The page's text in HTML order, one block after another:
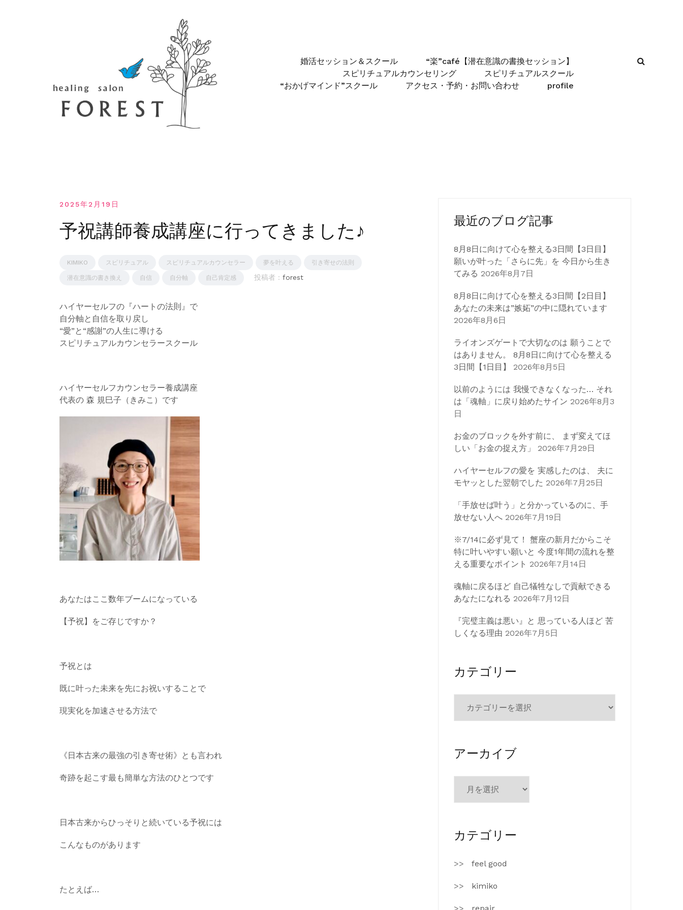
婚活セッション＆スクール
“楽”café【潜在意識の書換セッション】
スピリチュアルカウンセリング
スピリチュアルスクール
“おかげマインド”スクール
アクセス・予約・お問い合わせ profile
2025年2月19日
予祝講師養成講座に行ってきました♪
KIMIKO スピリチュアル スピリチュアルカウンセラー 夢を叶える 引き寄せの法則
潜在意識の書き換え 自信 自分軸 自己肯定感 投稿者 : forest
ハイヤーセルフの『ハートの法則』で
自分軸と自信を取り戻し
“愛”と“感謝”の人生に導ける
スピリチュアルカウンセラースクール
ハイヤーセルフカウンセラー養成講座
代表の 森 規巳子（きみこ）です
あなたはここ数年ブームになっている
【予祝】をご存じですか？
予祝とは
既に叶った未来を先にお祝いすることで
現実化を加速させる方法で
《日本古来の最強の引き寄せ術》とも言われ
奇跡を起こす最も簡単な方法のひとつです
日本古来からひっそりと続いている予祝には
こんなものがあります
たとえば…
最近のブログ記事
8月8日に向けて心を整える3日間【3日目】
願いが叶った「さらに先」を 今日から生き
てみる 2026年8月7日
8月8日に向けて心を整える3日間【2日目】
あなたの未来は”嫉妬”の中に隠れています
2026年8月6日
ライオンズゲートで大切なのは 願うことで
はありません。 8月8日に向けて心を整える
3日間【1日目】
2026年8月5日
以前のようには 我慢できなくなった… それ
は「魂軸」に戻り始めたサイン 2026年8月3
日
お金のブロックを外す前に、 まず変えてほ
しい「お金の捉え方」
2026年7月29日
ハイヤーセルフの愛を 実感したのは、 夫に
モヤッとした翌朝でした 2026年7月25日
「手放せば叶う」と分かっているのに、手
放せない人へ 2026年7月19日
※7/14に必ず見て！ 蟹座の新月だからこそ
特に叶いやすい願いと 今度1年間の流れを整
える重要なポイント 2026年7月14日
魂軸に戻るほど 自己犠牲なしで貢献できる
あなたになれる 2026年7月12日
『完璧主義は悪い』と 思っている人ほど 苦
しくなる理由 2026年7月5日
カテゴリー
ゴ
ー
アーカイブ
カ
ブ
カテゴリー
feel good
kimiko